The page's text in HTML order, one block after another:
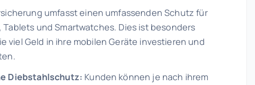
umfasst einen umfassenden Schutz für
und Smartwatches. Dies ist besonders
viel Geld in ihre mobilen Geräte investieren und
Diebstahlschutz: Kunden können je nach ihrem